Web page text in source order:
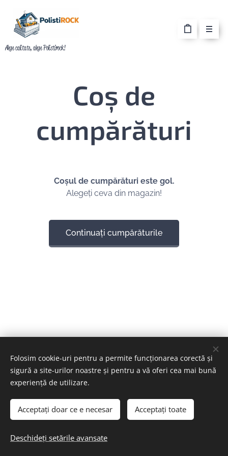
Alege calitate, alege Polistirock!
Coş de
cumpărături
Coșul de cumpărături este gol.
Alegeți ceva din magazin!
Continuați cumpărăturile
© 2024 Toate drepturile rezervate
Folosim cookie-uri pentru a permite funcționarea corectă și
sigură a site-urilor noastre și pentru a vă oferi cea mai bună
experiență de utilizare.
Acceptați doar ce e necesar Acceptați toate
Deschideți setările avansate